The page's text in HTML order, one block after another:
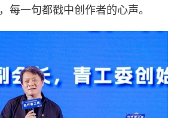
，每一句都戳中创作者的心声。